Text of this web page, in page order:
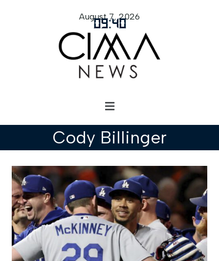
09:40
August 7, 2026
Cody Billinger